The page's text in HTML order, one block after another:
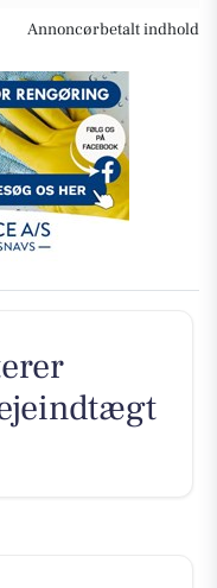
Annoncørbetalt indhold